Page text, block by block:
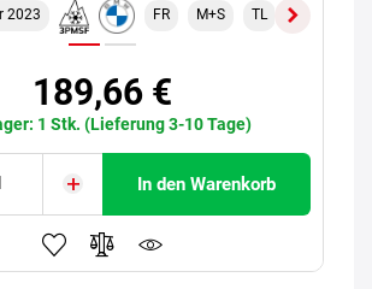
2023 FR M+S TL ROF
189,66 €
1 Stk. (Lieferung 3-10 Tage)
In den Warenkorb